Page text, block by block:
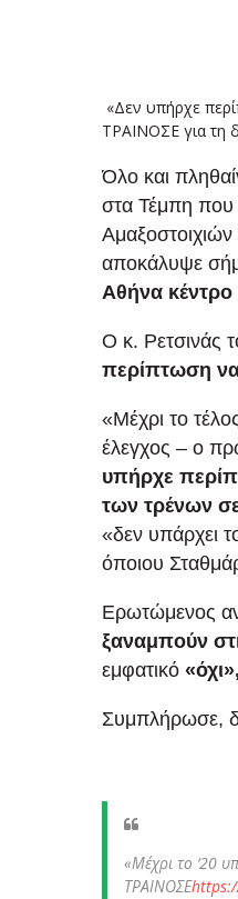
«Δεν υπήρχε
ΤΡΑΙΝΟΣΕ για τη
Όλο και
στα Τέμπη που
Αμαξοστοιχιών
αποκάλυψε
Αθήνα κέντρο
Ο κ. Ρετσινάς
περίπτωση
«Μέχρι το
έλεγχος – ο
υπήρχε
των τρένων
«δεν υπάρχει
όποιου
Ερωτώμενος
ξαναμπούν
εμφατικό «όχι»,
Συμπλήρωσε,
«Μέχρι το ‘20
ΤΡΑΙΝΟΣΕ